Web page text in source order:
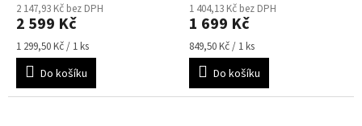
2 147,93 Kč bez DPH
2 599 Kč
Měrná
cena:
1 299,50 Kč / 1 ks
Do košíku
1 404,13 Kč bez DPH
1 699 Kč
Měrná
cena:
849,50 Kč / 1 ks
Do košíku